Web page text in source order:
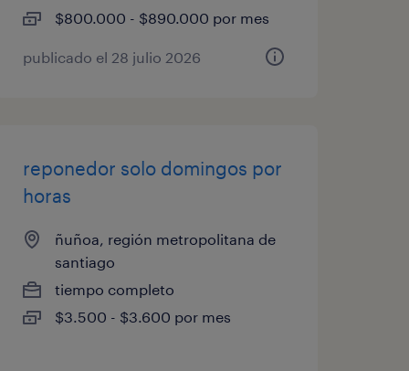
$800.000 - $890.000 por mes
publicado el 28 julio 2026
reponedor solo domingos por
horas
ñuñoa, región metropolitana de
santiago
tiempo completo
$3.500 - $3.600 por mes